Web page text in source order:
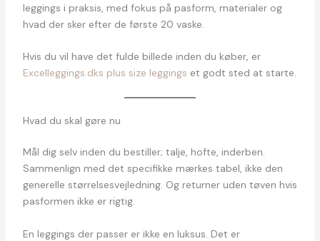
leggings i praksis, med fokus på pasform, materialer og
hvad der sker efter de første 20 vaske.
Hvis du vil have det fulde billede inden du køber, er
Excelleggings.dks plus size leggings et godt sted at starte.
Hvad du skal gøre nu
Mål dig selv inden du bestiller; talje, hofte, inderben.
Sammenlign med det specifikke mærkes tabel, ikke den
generelle størrelsesvejledning. Og returner uden tøven hvis
pasformen ikke er rigtig.
En leggings der passer er ikke en luksus. Det er